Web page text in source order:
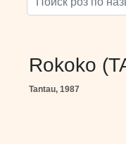
Rokoko
Tantau, 1987